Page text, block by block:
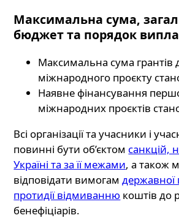
Максимальна сума,
бюджет та порядок
Максимальна сума грантів
міжнародного проєкту
Наявне фінансування
міжнародних проєктів
Всі організації та учасники і
повинні бути об’єктом санкцій,
Україні та за її межами, а також
відповідати вимогамдержавної
протидії відмиванню коштів до
бенефіціарів.